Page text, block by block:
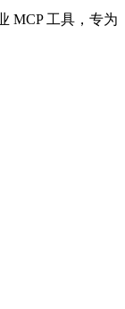
MCP 工具，专为